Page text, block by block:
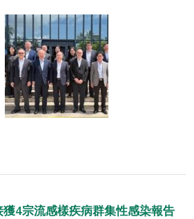
4宗流感樣疾病群集性感染報告